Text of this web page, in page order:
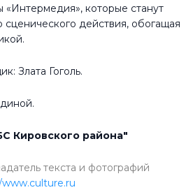
«Интермедия», которые станут
действия, обогащая
Злата Гоголь.
Кировского района"
текста и фотографий